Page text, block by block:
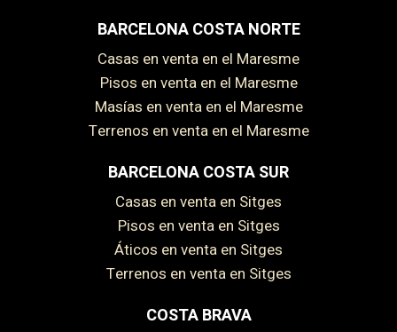
BARCELONA COSTA NORTE
Casas en venta en el Maresme
Pisos en venta en el Maresme
Masías en venta en el Maresme
Terrenos en venta en el Maresme
BARCELONA COSTA SUR
Casas en venta en Sitges
Pisos en venta en Sitges
Áticos en venta en Sitges
Terrenos en venta en Sitges
COSTA BRAVA